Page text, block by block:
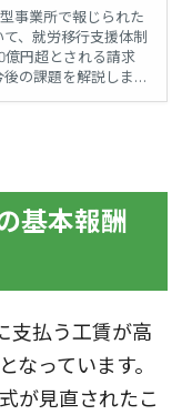
求について
事業所で報じられた
、就労移行支援体制
億円超とされる請求
の課題を解説しま
基本報酬
支払う工賃が高
なっています。
が見直されたこ